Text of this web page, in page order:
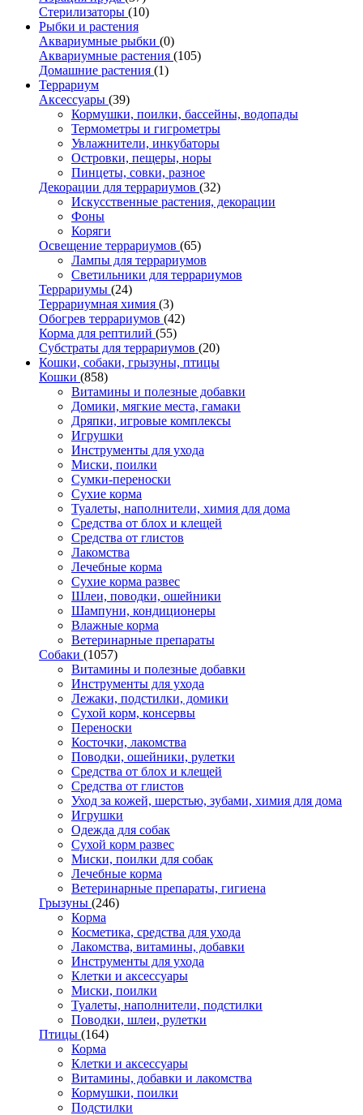
Стерилизаторы (10)
Рыбки и растения
Аквариумные рыбки (0)
Аквариумные растения (105)
Домашние растения (1)
Террариум
Аксессуары (39)
Кормушки, поилки, бассейны, водопады
Термометры и гигрометры
Увлажнители, инкубаторы
Островки, пещеры, норы
Пинцеты, совки, разное
Декорации для террариумов (32)
Искусственные растения, декорации
Фоны
Коряги
Освещение террариумов (65)
Лампы для террариумов
Светильники для террариумов
Террариумы (24)
Террариумная химия (3)
Обогрев террариумов (42)
Корма для рептилий (55)
Субстраты для террариумов (20)
Кошки, собаки, грызуны, птицы
Кошки (858)
Витамины и полезные добавки
Домики, мягкие места, гамаки
Дряпки, игровые комплексы
Игрушки
Инструменты для ухода
Миски, поилки
Сумки-переноски
Сухие корма
Туалеты, наполнители, химия для дома
Средства от блох и клещей
Средства от глистов
Лакомства
Лечебные корма
Сухие корма развес
Шлеи, поводки, ошейники
Шампуни, кондиционеры
Влажные корма
Ветеринарные препараты
Собаки (1057)
Витамины и полезные добавки
Инструменты для ухода
Лежаки, подстилки, домики
Сухой корм, консервы
Переноски
Косточки, лакомства
Поводки, ошейники, рулетки
Средства от блох и клещей
Средства от глистов
Уход за кожей, шерстью, зубами, химия для дома
Игрушки
Одежда для собак
Сухой корм развес
Миски, поилки для собак
Лечебные корма
Ветеринарные препараты, гигиена
Грызуны (246)
Корма
Косметика, средства для ухода
Лакомства, витамины, добавки
Инструменты для ухода
Клетки и аксессуары
Миски, поилки
Туалеты, наполнители, подстилки
Поводки, шлеи, рулетки
Птицы (164)
Корма
Клетки и аксессуары
Витамины, добавки и лакомства
Кормушки, поилки
Подстилки